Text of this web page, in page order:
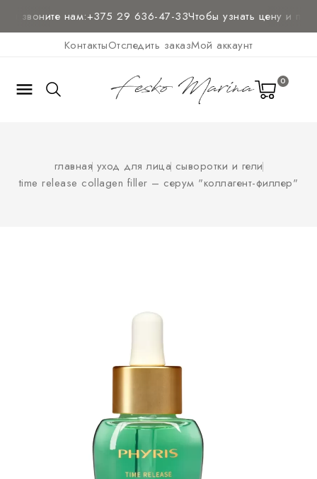
звоните нам:+375 29 636-47-33Чтобы узнать цену и
КонтактыОтследить заказМой аккаунт
 0
главная уход для лица сыворотки и гели
time release collagen filler – серум "коллагент-филлер"